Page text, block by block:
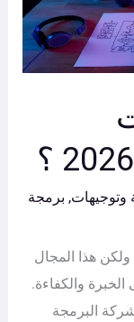
وتوجيهات, برمجة
هذا المجال
والكفاءة.
شركة البرمجة